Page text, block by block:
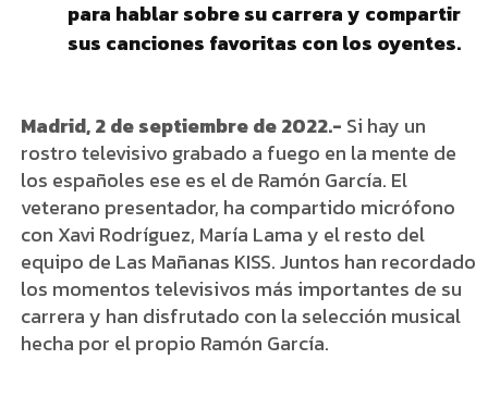
para hablar sobre su carrera y compartir
sus canciones favoritas con los oyentes.
Madrid, 2 de septiembre de 2022.- Si hay un
rostro televisivo grabado a fuego en la mente de
los españoles ese es el de Ramón García. El
veterano presentador, ha compartido micrófono
con Xavi Rodríguez, María Lama y el resto del
equipo de Las Mañanas KISS. Juntos han recordado
los momentos televisivos más importantes de su
carrera y han disfrutado con la selección musical
hecha por el propio Ramón García.